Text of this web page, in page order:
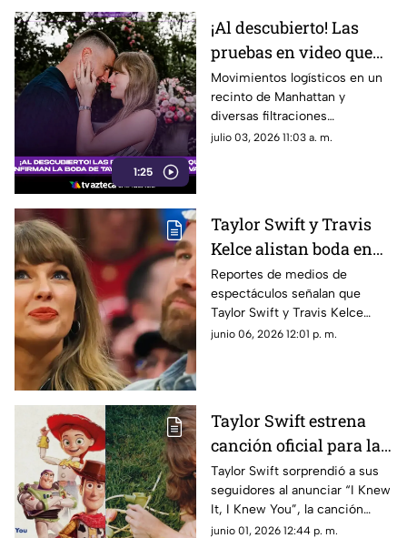
1:25
¡Al descubierto! Las
pruebas en video que
confirman la boda de
Taylor Swift y Travis
Kelce en Nueva York
Movimientos logísticos en un
recinto de Manhattan y
diversas filtraciones
alimentaron las
julio 03, 2026 11:03 a. m.
Taylor Swift y Travis
Kelce alistan boda en
Nueva York; reportan
ceremonia para más de
mil invitados
Reportes de medios de
espectáculos señalan que
Taylor Swift y Travis Kelce
estarían preparando una boda
junio 06, 2026 12:01 p. m.
Taylor Swift estrena
canción oficial para la
cinta animada de 'Toy
Story 5'
Taylor Swift sorprendió a sus
seguidores al anunciar “I Knew
It, I Knew You”, la canción
original que formará parte de la
junio 01, 2026 12:44 p. m.